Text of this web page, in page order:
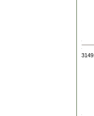
3149.